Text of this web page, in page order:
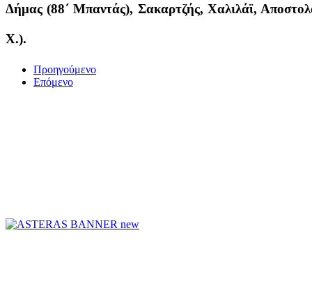
Δήμας (88΄ Μπαντάς), Σακαρτζής, Χαλιλάϊ,
Χ.).
Προηγούμενο
Επόμενο